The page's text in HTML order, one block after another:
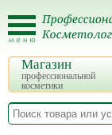
Магазин
профессиональной
косметики